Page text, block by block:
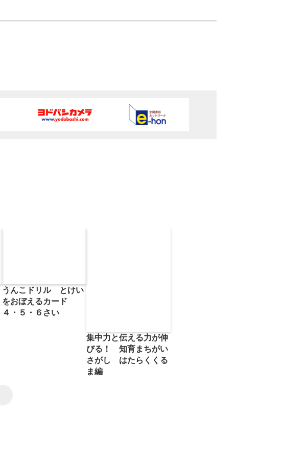
うんこドリル とけい
をおぼえるカード
４・５・６さい
集中力と伝える力が伸
びる！ 知育まちがい
さがし はたらくくる
ま編